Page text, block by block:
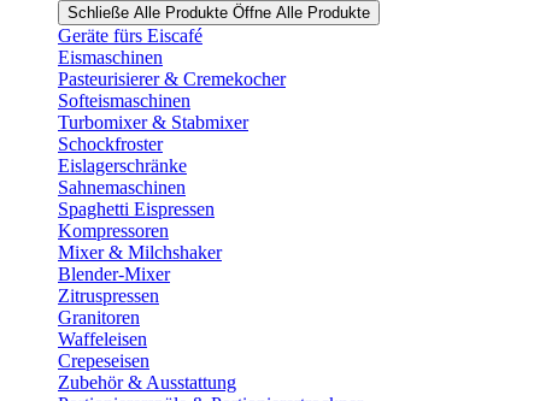
Schließe Alle Produkte Öffne Alle Produkte
Geräte fürs Eiscafé
Eismaschinen
Pasteurisierer & Cremekocher
Softeismaschinen
Turbomixer & Stabmixer
Schockfroster
Eislagerschränke
Sahnemaschinen
Spaghetti Eispressen
Kompressoren
Mixer & Milchshaker
Blender-Mixer
Zitruspressen
Granitoren
Waffeleisen
Crepeseisen
Zubehör & Ausstattung